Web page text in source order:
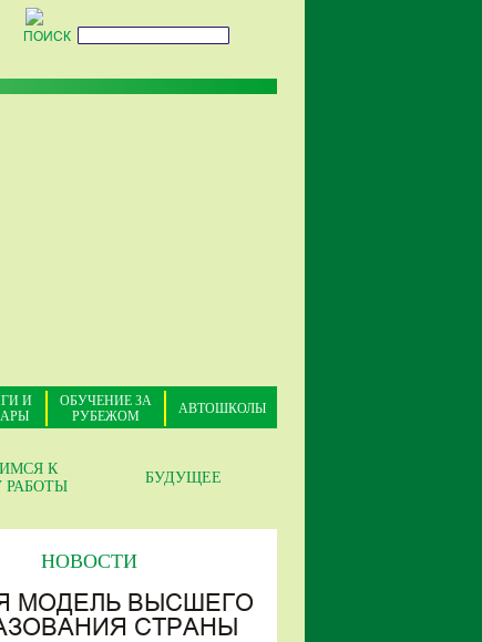
ПОИСК
И
ОБУЧЕНИЕ ЗА
РУБЕЖОМ
АВТОШКОЛЫ
К
РАБОТЫ
БУДУЩЕЕ
НОВОСТИ
МОДЕЛЬ ВЫСШЕГО
СТРАНЫ